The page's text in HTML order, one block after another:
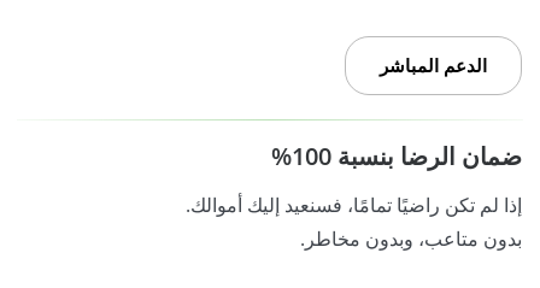
الدعم المباشر
ضمان الرضا بنسبة 100%
إذا لم تكن راضيًا تمامًا، فسنعيد إليك أموالك.
بدون متاعب، وبدون مخاطر.